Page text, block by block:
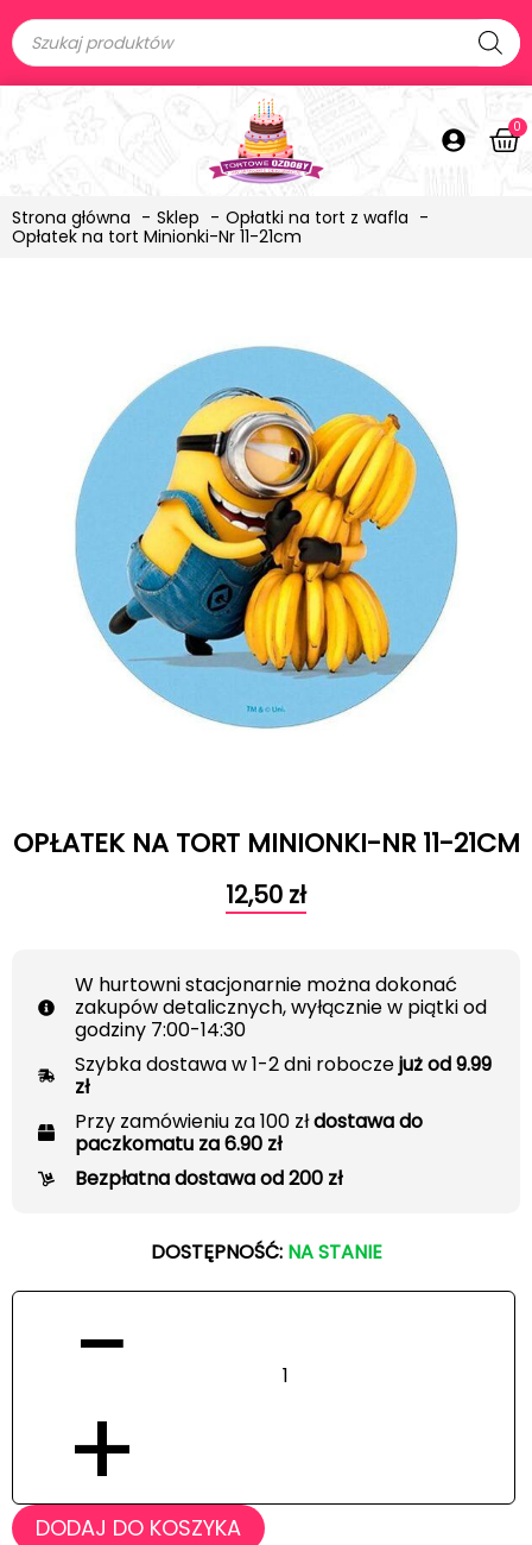
0
Strona główna Sklep
Opłatki na tort z wafla
Opłatek na tort Minionki-Nr 11-21cm
OPŁATEK NA TORT MINIONKI-NR 11-21CM
12,50 zł
W hurtowni stacjonarnie można dokonać
zakupów detalicznych, wyłącznie w piątki od
godziny 7:00-14:30
Szybka dostawa w 1-2 dni roboczejuż od 9.99
zł
Przy zamówieniu za 100 złdostawa do
paczkomatu za 6.90 zł
Bezpłatna dostawa od 200 zł
DOSTĘPNOŚĆ: NA STANIE
−
+
DODAJ DO KOSZYKA